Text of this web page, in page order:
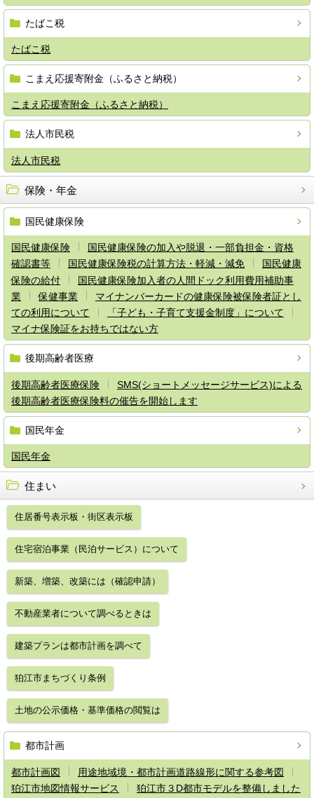
たばこ税
たばこ税
こまえ応援寄附金（ふるさと納税）
こまえ応援寄附金（ふるさと納税）
法人市民税
法人市民税
保険・年金
国民健康保険
国民健康保険
国民健康保険の加入や脱退・一部負担金・資格
確認書等
国民健康保険税の計算方法・軽減・減免
国民健康
保険の給付
国民健康保険加入者の人間ドック利用費用補助事
業
保健事業
マイナンバーカードの健康保険被保険者証とし
ての利用について
「子ども・子育て支援金制度」について
マイナ保険証をお持ちではない方
後期高齢者医療
後期高齢者医療保険
SMS(ショートメッセージサービス)による
後期高齢者医療保険料の催告を開始します
国民年金
国民年金
住まい
住居番号表示板・街区表示板
住宅宿泊事業（民泊サービス）について
新築、増築、改築には（確認申請）
不動産業者について調べるときは
建築プランは都市計画を調べて
狛江市まちづくり条例
土地の公示価格・基準価格の閲覧は
都市計画
都市計画図
用途地域境・都市計画道路線形に関する参考図
狛江市地図情報サービス
狛江市３D都市モデルを整備しました